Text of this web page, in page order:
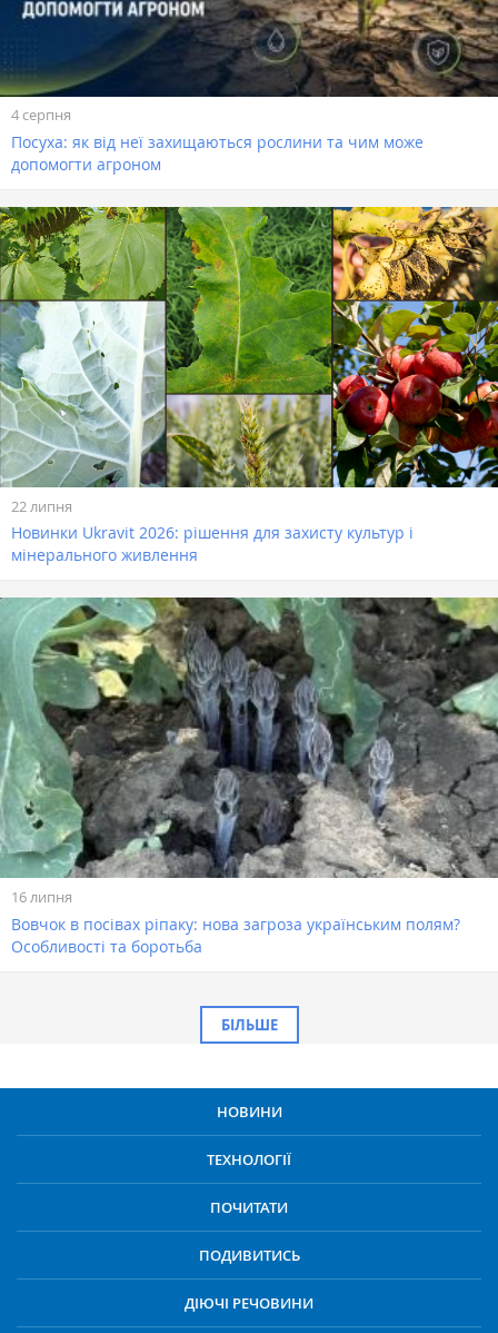
4 серпня
Посуха: як від неї захищаються рослини та чим може
допомогти агроном
22 липня
Новинки Ukravit 2026: рішення для захисту культур і
мінерального живлення
16 липня
Вовчок в посівах ріпаку: нова загроза українським полям?
Особливості та боротьба
БІЛЬШЕ
НОВИНИ
ТЕХНОЛОГІЇ
ПОЧИТАТИ
ПОДИВИТИСЬ
ДІЮЧІ РЕЧОВИНИ